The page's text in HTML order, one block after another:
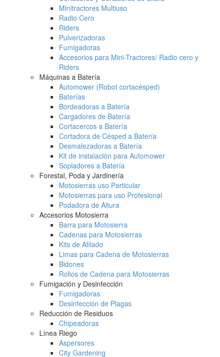
Minitractores Multiuso
Radio Cero
Riders
Pulverizadoras
Fumigadoras
Accesorios para Mini-Tractores/ Radio cero y
Riders
Máquinas a Batería
Automower (Robot cortacésped)
Baterías
Bordeadoras a Batería
Cargadores de Batería
Cortacercos a Batería
Cortadora de Césped a Batería
Desmalezadoras a Batería
Kit de instalación para Automower
Sopladores a Batería
Forestal, Poda y Jardinería
Motosierras uso Particular
Motosierras para uso Profesional
Podadora de Altura
Accesorios Motosierra
Barra para Motosierra
Cadenas para Motosierras
Kits de Afilado
Limas para Cadena de Motosierras
Bidones
Rollos de Cadena para Motosierras
Fumigación y Desinfección
Fumigadoras
Desinfección de Plagas
Reducción de Residuos
Chipeadoras
Línea Riego
Aspersores
City Gardening